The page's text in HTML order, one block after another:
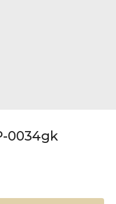
0034gk